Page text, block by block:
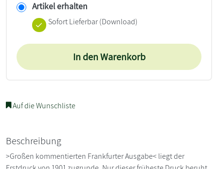
Artikel erhalten
Sofort Lieferbar (Download)
In den Warenkorb
Auf die Wunschliste
Beschreibung
>Großen kommentierten Frankfurter Ausgabe< liegt der